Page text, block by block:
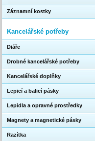
Záznamní kostky
Kancelářské potřeby
Diáře
Drobné kancelářské potřeby
Kancelářské doplňky
Lepicí a balicí pásky
Lepidla a opravné prostředky
Magnety a magnetické pásky
Razítka